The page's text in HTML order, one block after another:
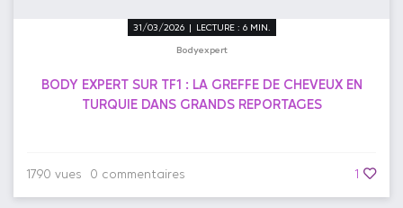
31/03/2026 | LECTURE : 6 MIN.
Bodyexpert
BODY EXPERT SUR TF1 : LA GREFFE DE CHEVEUX EN
TURQUIE DANS GRANDS REPORTAGES
1790 vues 0 commentaires 1